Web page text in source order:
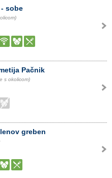
- sobe
Pačnik
s okolicom)
greben